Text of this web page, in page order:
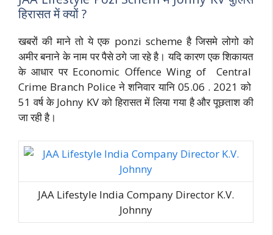
हिरासत में क्यों ?
खबरों की माने तो ये एक ponzi scheme है जिसमे लोगो को
अमीर बनाने के नाम पर पैसे ठगे जा रहे है। यदि कारण एक शिकायत
के आधार पर Economic Offence Wing of Central
Crime Branch Police ने शनिवार यानि 05.06 . 2021 को
51 वर्ष के Johny KV को हिरासत में लिया गया है और पूछताश की
जा रही है।
JAA Lifestyle India Company Director K.V.
Johnny